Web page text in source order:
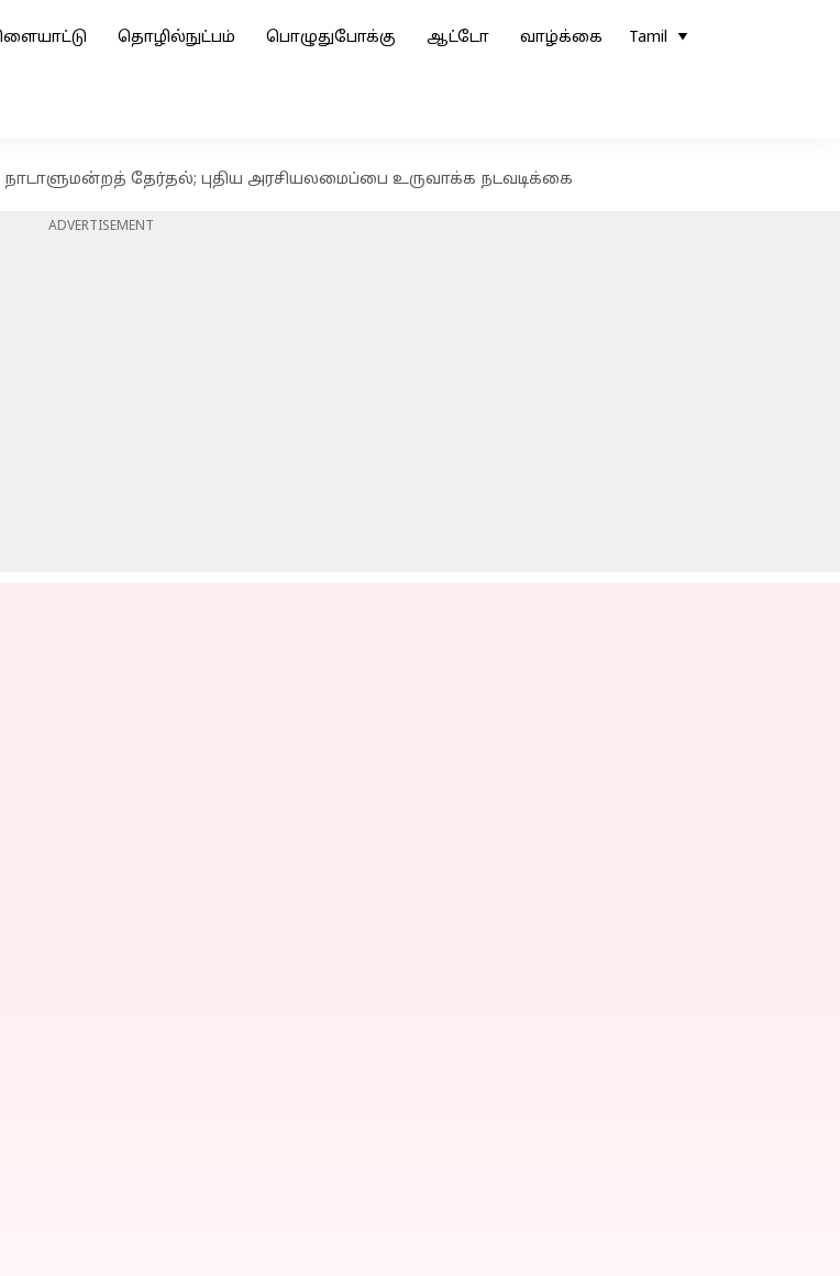
தொழில்நுட்பம் பொழுதுபோக்கு ஆட்டோ வாழ்க்கை Tamil
நாடாளுமன்றத் தேர்தல்; புதிய அரசியலமைப்பை உருவாக்க நடவடிக்கை
ADVERTISEMENT